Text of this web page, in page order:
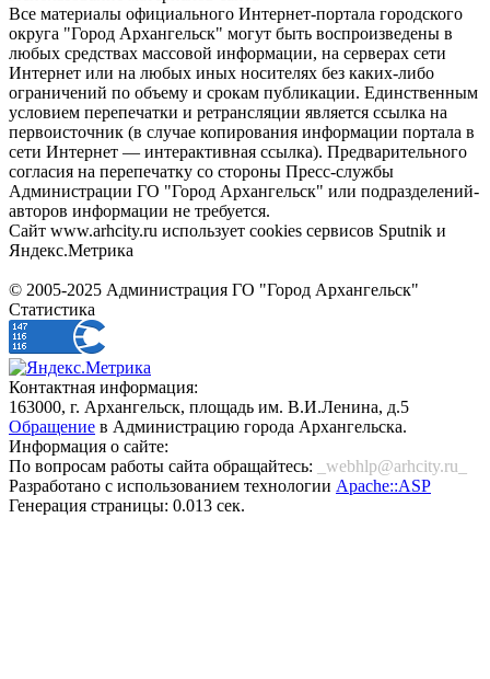
Все материалы официального Интернет-портала городского
округа "Город Архангельск" могут быть воспроизведены в
любых средствах массовой информации, на серверах сети
Интернет или на любых иных носителях без каких-либо
ограничений по объему и срокам публикации. Единственным
условием перепечатки и ретрансляции является ссылка на
первоисточник (в случае копирования информации портала в
сети Интернет — интерактивная ссылка). Предварительного
согласия на перепечатку со стороны Пресс-службы
Администрации ГО "Город Архангельск" или подразделений-
авторов информации не требуется.
Сайт www.arhcity.ru использует cookies сервисов Sputnik и
Яндекс.Метрика
© 2005-2025 Администрация ГО "Город Архангельск"
Статистика
Контактная информация:
163000, г. Архангельск, площадь им. В.И.Ленина, д.5
Обращение в Администрацию города Архангельска.
Информация о сайте:
По вопросам работы сайта обращайтесь:
_webhlp@arhcity.ru_
Разработано с использованием технологии Apache::ASP
Генерация страницы: 0.013 сек.